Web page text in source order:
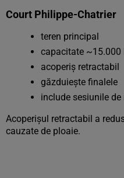
Court Philippe-Chatrier
teren principal
capacitate ~15.000
acoperiș retractabil
găzduiește finalele
include sesiunile de
Acoperișul retractabil a
cauzate de ploaie.